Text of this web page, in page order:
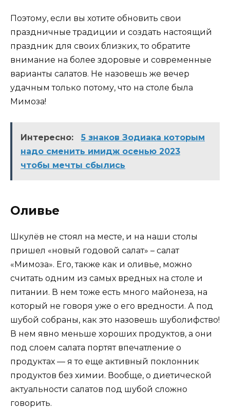
Поэтому, если вы хотите обновить свои
праздничные традиции и создать настоящий
праздник для своих близких, то обратите
внимание на более здоровые и современные
варианты салатов. Не назовешь же вечер
удачным только потому, что на столе была
Мимоза!
Интересно:
5 знаков Зодиака которым
надо сменить имидж осенью 2023
чтобы мечты сбылись
Оливье
Шкулёв не стоял на месте, и на наши столы
пришел «новый годовой салат» – салат
«Мимоза». Его, также как и оливье, можно
считать одним из самых вредных на столе и
питании. В нем тоже есть много майонеза, на
который не говоря уже о его вредности. А под
шубой собраны, как это назовешь шуболифство!
В нем явно меньше хороших продуктов, а они
под слоем салата портят впечатление о
продуктах — я то еще активный поклонник
продуктов без химии. Вообще, о диетической
актуальности салатов под шубой сложно
говорить.